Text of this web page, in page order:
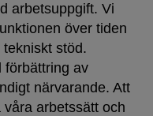
arbetsuppgift. Vi
över tiden
stöd.
förbättring av
närvarande. Att
arbetssätt och